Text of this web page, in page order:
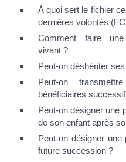
À quoi sert le fichier
dernières volontés
Comment faire
vivant ?
Peut-on déshériter
Peut-on
bénéficiaires
Peut-on désigner une
de son enfant après
Peut-on désigner
future succession ?